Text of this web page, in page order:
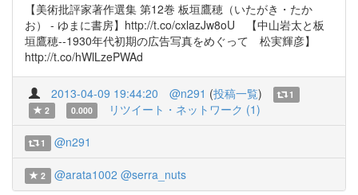
【美術批評家著作選集 第12巻 板垣鷹穂（いたがき・たか
お） - ゆまに書房】http://t.co/cxlazJw8oU 【中山岩太と板
垣鷹穂--1930年代初期の広告写真をめぐって 松実輝彦】
http://t.co/hWlLzePWAd
2013-04-09 19:44:20 @n291 (投稿一覧)
1
2
0.000 リツイート・ネットワーク (1)
1 @n291
2 @arata1002 @serra_nuts